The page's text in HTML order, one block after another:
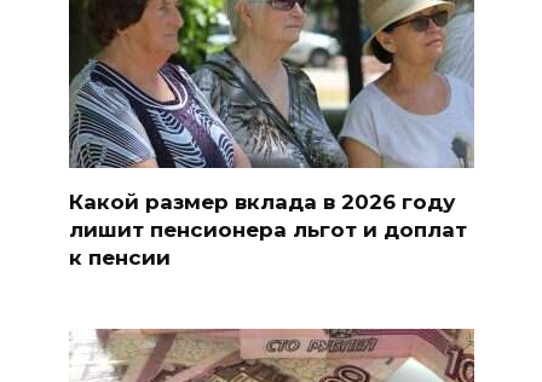
Какой размер вклада в 2026 году
лишит пенсионера льгот и доплат
к пенсии